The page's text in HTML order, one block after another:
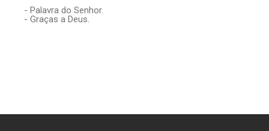
- Palavra do Senhor.
- Graças a Deus.